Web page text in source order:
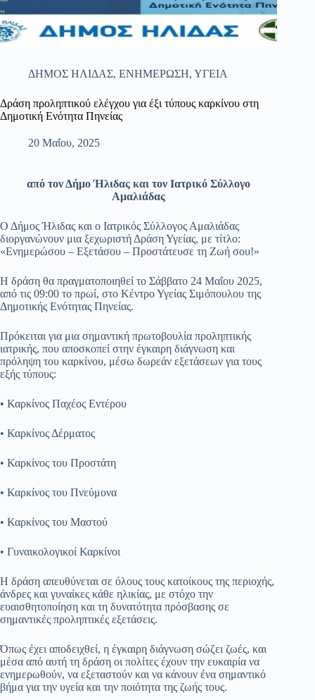
ΔΗΜΟΣ ΗΛΙΔΑΣ, ΕΝΗΜΕΡΩΣΗ, ΥΓΕΙΑ
Δράση προληπτικού ελέγχου για έξι τύπους καρκίνου στη
Δημοτική Ενότητα Πηνείας
20 Μαΐου, 2025
από τον Δήμο Ήλιδας και τον Ιατρικό Σύλλογο
Αμαλιάδας
Ο Δήμος Ήλιδας και ο Ιατρικός Σύλλογος Αμαλιάδας
διοργανώνουν μια ξεχωριστή Δράση Υγείας, με τίτλο:
«Ενημερώσου – Εξετάσου – Προστάτευσε τη Ζωή σου!»
Η δράση θα πραγματοποιηθεί το Σάββατο 24 Μαΐου 2025,
από τις 09:00 το πρωί, στο Κέντρο Υγείας Σιμόπουλου της
Δημοτικής Ενότητας Πηνείας.
Πρόκειται για μια σημαντική πρωτοβουλία προληπτικής
ιατρικής, που αποσκοπεί στην έγκαιρη διάγνωση και
πρόληψη του καρκίνου, μέσω δωρεάν εξετάσεων για τους
εξής τύπους:
• Καρκίνος Παχέος Εντέρου
• Καρκίνος Δέρματος
• Καρκίνος του Προστάτη
• Καρκίνος του Πνεύμονα
• Καρκίνος του Μαστού
• Γυναικολογικοί Καρκίνοι
Η δράση απευθύνεται σε όλους τους κατοίκους της περιοχής,
άνδρες και γυναίκες κάθε ηλικίας, με στόχο την
ευαισθητοποίηση και τη δυνατότητα πρόσβασης σε
σημαντικές προληπτικές εξετάσεις.
Όπως έχει αποδειχθεί, η έγκαιρη διάγνωση σώζει ζωές, και
μέσα από αυτή τη δράση οι πολίτες έχουν την ευκαιρία να
ενημερωθούν, να εξεταστούν και να κάνουν ένα σημαντικό
βήμα για την υγεία και την ποιότητα της ζωής τους.